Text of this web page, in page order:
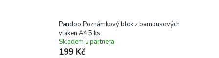
Pandoo Poznámkový blok z bambusových
vláken A4 5 ks
Skladem u partnera
199 Kč